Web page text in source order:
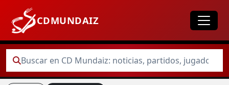
CDMUNDAIZ